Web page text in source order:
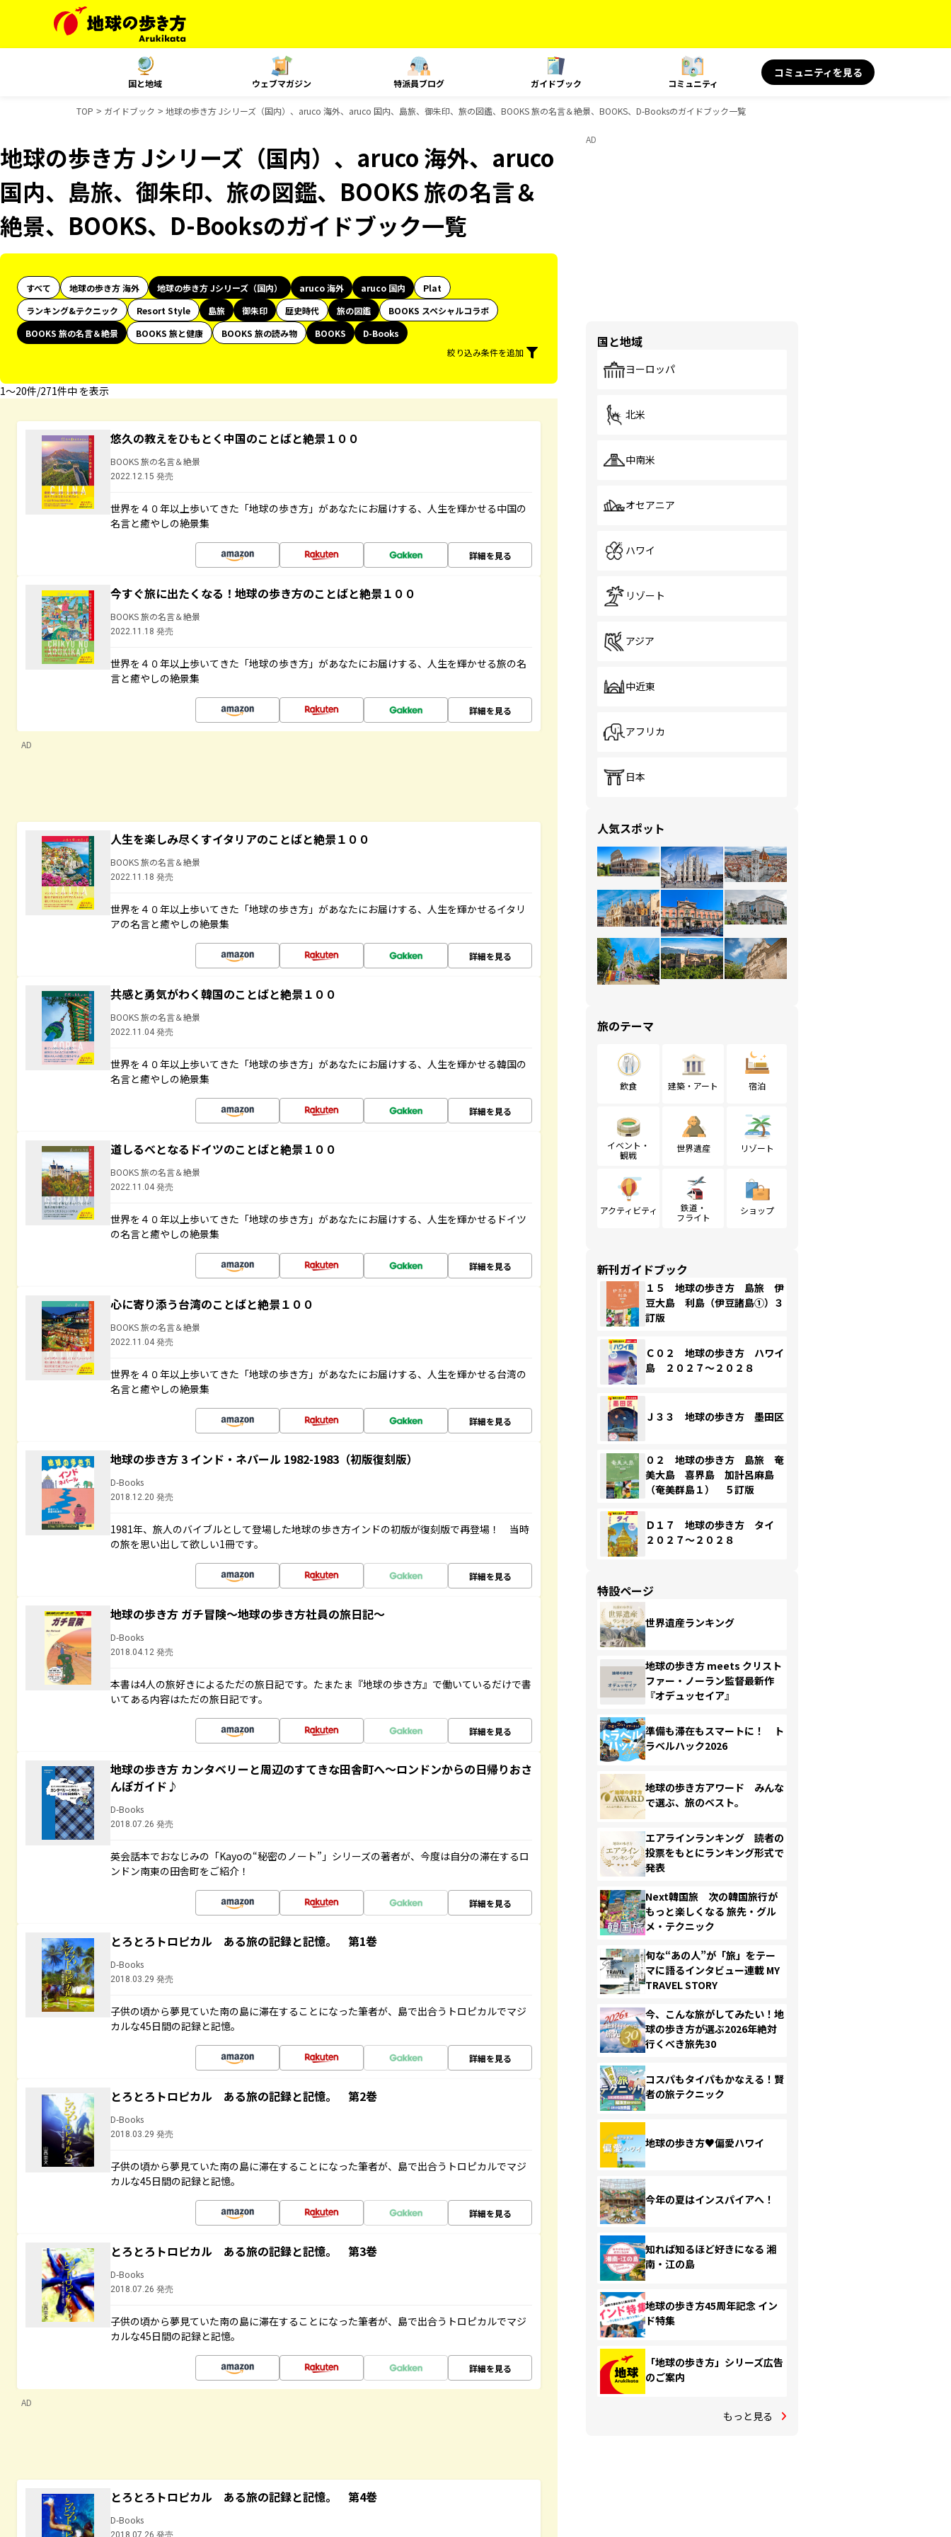
国と地域 ウェブマガジン 特派員ブログ ガイドブック コミュニティ
コミュニティを見る
TOP ガイドブック 地球の歩き方 Jシリーズ（国内）、aruco 海外、aruco 国内、島旅、御朱印、旅の図鑑、BOOKS 旅の名言＆絶景、BOOKS、D-Booksのガイドブック一覧
地球の歩き方 Jシリーズ（国内）、aruco 海外、aruco
国内、島旅、御朱印、旅の図鑑、BOOKS 旅の名言＆
絶景、BOOKS、D-Booksのガイドブック一覧
すべて 地球の歩き方 海外 地球の歩き方 Jシリーズ（国内） aruco 海外 aruco 国内
Plat
ランキング&テクニック
Resort Style 島旅 御朱印 歴史時代 旅の図鑑
BOOKS スペシャルコラボ
BOOKS 旅の名言＆絶景
BOOKS 旅と健康 BOOKS 旅の読み物 BOOKS
D-Books
絞り込み条件を追加
1〜20件/271件中 を表示
悠久の教えをひもとく中国のことばと絶景１００
BOOKS 旅の名言＆絶景
2022.12.15 発売
世界を４０年以上歩いてきた「地球の歩き方」があなたにお届けする、人生を輝かせる中国の
名言と癒やしの絶景集
詳細を見る
今すぐ旅に出たくなる！地球の歩き方のことばと絶景１００
BOOKS 旅の名言＆絶景
2022.11.18 発売
世界を４０年以上歩いてきた「地球の歩き方」があなたにお届けする、人生を輝かせる旅の名
言と癒やしの絶景集
詳細を見る
AD
人生を楽しみ尽くすイタリアのことばと絶景１００
BOOKS 旅の名言＆絶景
2022.11.18 発売
世界を４０年以上歩いてきた「地球の歩き方」があなたにお届けする、人生を輝かせるイタリ
アの名言と癒やしの絶景集
詳細を見る
共感と勇気がわく韓国のことばと絶景１００
BOOKS 旅の名言＆絶景
2022.11.04 発売
世界を４０年以上歩いてきた「地球の歩き方」があなたにお届けする、人生を輝かせる韓国の
名言と癒やしの絶景集
詳細を見る
道しるべとなるドイツのことばと絶景１００
BOOKS 旅の名言＆絶景
2022.11.04 発売
世界を４０年以上歩いてきた「地球の歩き方」があなたにお届けする、人生を輝かせるドイツ
の名言と癒やしの絶景集
詳細を見る
心に寄り添う台湾のことばと絶景１００
BOOKS 旅の名言＆絶景
2022.11.04 発売
世界を４０年以上歩いてきた「地球の歩き方」があなたにお届けする、人生を輝かせる台湾の
名言と癒やしの絶景集
詳細を見る
地球の歩き方 3 インド・ネパール 1982-1983（初版復刻版）
D-Books
2018.12.20 発売
1981年、旅人のバイブルとして登場した地球の歩き方インドの初版が復刻版で再登場！ 当時
の旅を思い出して欲しい1冊です。
詳細を見る
地球の歩き方 ガチ冒険～地球の歩き方社員の旅日記～
D-Books
2018.04.12 発売
本書は4人の旅好きによるただの旅日記です。たまたま『地球の歩き方』で働いているだけで書
いてある内容はただの旅日記です。
詳細を見る
地球の歩き方 カンタベリーと周辺のすてきな田舎町へ～ロンドンからの日帰りおさ
んぽガイド♪
D-Books
2018.07.26 発売
英会話本でおなじみの「Kayoの“秘密のノート”」シリーズの著者が、今度は自分の滞在するロ
ンドン南東の田舎町をご紹介！
詳細を見る
とろとろトロピカル ある旅の記録と記憶。 第1巻
D-Books
2018.03.29 発売
子供の頃から夢見ていた南の島に滞在することになった筆者が、島で出合うトロピカルでマジ
カルな45日間の記録と記憶。
詳細を見る
とろとろトロピカル ある旅の記録と記憶。 第2巻
D-Books
2018.03.29 発売
子供の頃から夢見ていた南の島に滞在することになった筆者が、島で出合うトロピカルでマジ
カルな45日間の記録と記憶。
詳細を見る
とろとろトロピカル ある旅の記録と記憶。 第3巻
D-Books
2018.07.26 発売
子供の頃から夢見ていた南の島に滞在することになった筆者が、島で出合うトロピカルでマジ
カルな45日間の記録と記憶。
詳細を見る
AD
とろとろトロピカル ある旅の記録と記憶。 第4巻
D-Books
2018.07.26 発売
AD
国と地域
ヨーロッパ
北米
中南米
オセアニア
ハワイ
リゾート
アジア
中近東
アフリカ
日本
人気スポット
旅のテーマ
飲食 建築・アート 宿泊
イベント・
観戦
世界遺産 リゾート
アクティビティ
鉄道・
フライト
ショップ
新刊ガイドブック
１５ 地球の歩き方 島旅 伊
豆大島 利島（伊豆諸島①）３
訂版
Ｃ０２ 地球の歩き方 ハワイ
島 ２０２７～２０２８
Ｊ３３ 地球の歩き方 墨田区
０２ 地球の歩き方 島旅 奄
美大島 喜界島 加計呂麻島
（奄美群島１） ５訂版
Ｄ１７ 地球の歩き方 タイ
２０２７～２０２８
特設ページ
世界遺産ランキング
地球の歩き方 meets クリスト
ファー・ノーラン監督最新作
『オデュッセイア』
準備も滞在もスマートに！ ト
ラベルハック2026
地球の歩き方アワード みんな
で選ぶ、旅のベスト。
エアラインランキング 読者の
投票をもとにランキング形式で
発表
Next韓国旅 次の韓国旅行が
もっと楽しくなる 旅先・グル
メ・テクニック
旬な“あの人”が「旅」をテー
マに語るインタビュー連載 MY
TRAVEL STORY
今、こんな旅がしてみたい！地
球の歩き方が選ぶ2026年絶対
行くべき旅先30
コスパもタイパもかなえる！賢
者の旅テクニック
地球の歩き方♥偏愛ハワイ
今年の夏はインスパイアへ！
知れば知るほど好きになる 湘
南・江の島
地球の歩き方45周年記念 イン
ド特集
「地球の歩き方」シリーズ広告
のご案内
もっと見る